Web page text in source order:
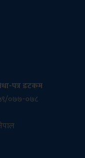
पत्र डटकम
०७७-०७८